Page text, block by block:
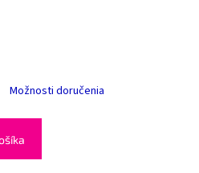
Možnosti doručenia